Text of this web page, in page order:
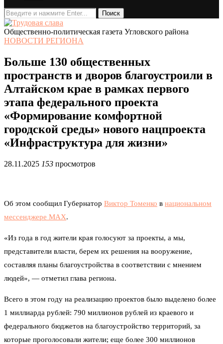
Общественно-политическая газета Угловского района
НОВОСТИ РЕГИОНА
Больше 130 общественных
пространств и дворов благоустроили в
Алтайском крае в рамках первого
этапа федерального проекта
«Формирование комфортной
городской среды» нового нацпроекта
«Инфраструктура для жизни»
28.11.2025 153 просмотров
Об этом сообщил Губернатор Виктор Томенко в национальном
мессенджере MAX.
«Из года в год жители края голосуют за проекты, а мы,
представители власти, берем их решения на вооружение,
составляя планы благоустройства в соответствии с мнением
людей», — отметил глава региона.
Всего в этом году на реализацию проектов было выделено более
1 миллиарда рублей: 790 миллионов рублей из краевого и
федерального бюджетов на благоустройство территорий, за
которые проголосовали жители; еще более 300 миллионов